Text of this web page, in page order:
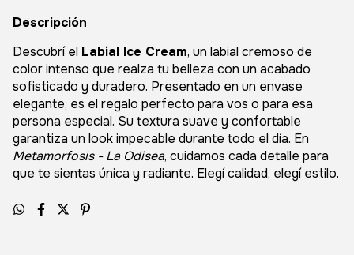
Descripción
Descubrí el Labial Ice Cream, un labial cremoso de
color intenso que realza tu belleza con un acabado
sofisticado y duradero. Presentado en un envase
elegante, es el regalo perfecto para vos o para esa
persona especial. Su textura suave y confortable
garantiza un look impecable durante todo el día. En
Metamorfosis - La Odisea, cuidamos cada detalle para
que te sientas única y radiante. Elegí calidad, elegí estilo.